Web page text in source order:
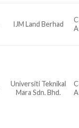
IJM Land Berhad
Universiti Teknikal
Mara Sdn. Bhd.